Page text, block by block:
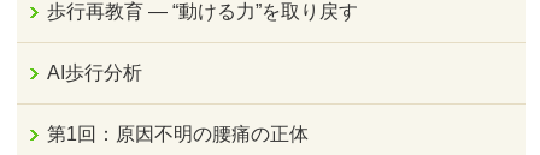
歩行再教育 ― “動ける力”を取り戻す
AI歩行分析
第1回：原因不明の腰痛の正体